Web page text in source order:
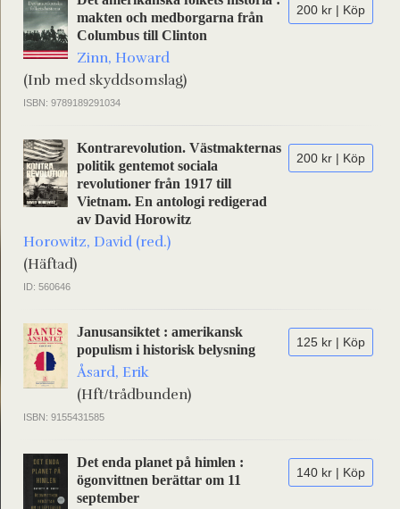
200 kr | Köp
makten och medborgarna från
Columbus till Clinton
Zinn, Howard
(Inb med skyddsomslag)
ISBN: 9789189291034
200 kr | Köp
Kontrarevolution. Västmakternas
politik gentemot sociala
revolutioner från 1917 till
Vietnam. En antologi redigerad
av David Horowitz
Horowitz, David (red.)
(Häftad)
ID: 560646
125 kr | Köp
Janusansiktet : amerikansk
populism i historisk belysning
Åsard, Erik
(Hft/trådbunden)
ISBN: 9155431585
140 kr | Köp
Det enda planet på himlen :
ögonvittnen berättar om 11
september